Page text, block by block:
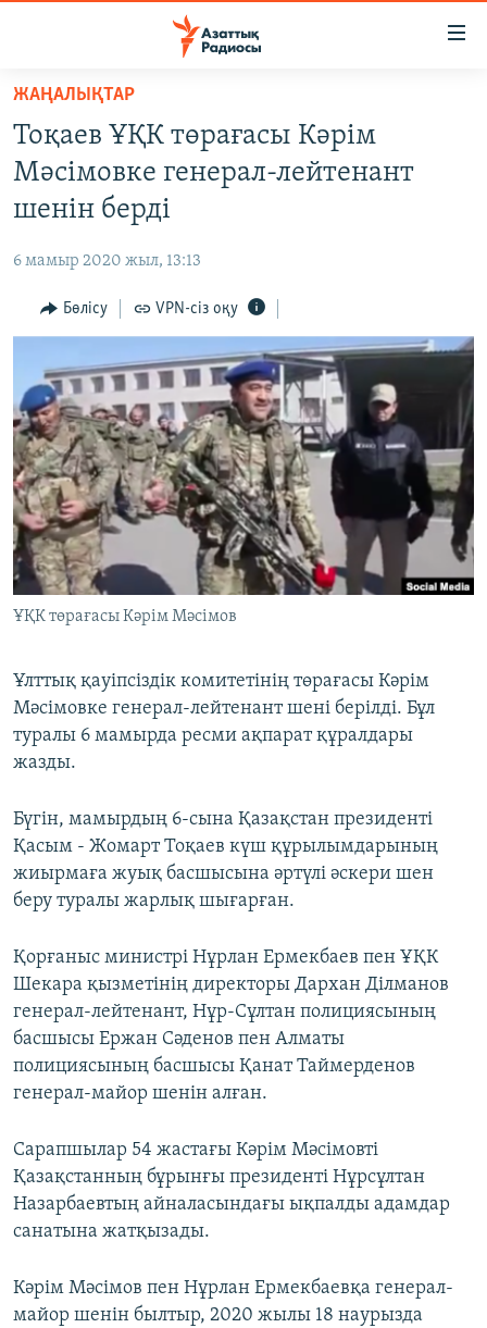
Skip
main
content
to
main
Navigation
to
САЯСАТ
AZATTYQTV
АДАМ ҚҰҚЫҚТАРЫ
ӘЛЕУМЕТ
АРНАЙЫ ЖОБАЛАР
Русский
ЖАЗЫЛЫҢЫЗ
Басқа тілдерде
ЖАҢАЛЫҚТАР
Тоқаев ҰҚК төрағасы Кәрім
Мәсімовке генерал-лейтенант
шенін берді
6 мамыр 2020 жыл, 13:13
Бөлісу VPN-сіз оқу
ҰҚК төрағасы Кәрім Мәсімов
Ұлттық қауіпсіздік комитетінің төрағасы Кәрім
Мәсімовке генерал-лейтенант шені берілді. Бұл
туралы 6 мамырда ресми ақпарат құралдары
жазды.
Бүгін, мамырдың 6-сына Қазақстан президенті
Қасым - Жомарт Тоқаев күш құрылымдарының
жиырмаға жуық басшысына әртүлі әскери шен
беру туралы жарлық шығарған.
Қорғаныс министрі Нұрлан Ермекбаев пен ҰҚК
Шекара қызметінің директоры Дархан Ділманов
генерал-лейтенант, Нұр-Сұлтан полициясының
басшысы Ержан Сәденов пен Алматы
полициясының басшысы Қанат Таймерденов
генерал-майор шенін алған.
Сарапшылар 54 жастағы Кәрім Мәсімовті
Қазақстанның бұрынғы президенті Нұрсұлтан
Назарбаевтың айналасындағы ықпалды адамдар
санатына жатқызады.
Кәрім Мәсімов пен Нұрлан Ермекбаевқа генерал-
майор шенін былтыр, 2020 жылы 18 наурызда